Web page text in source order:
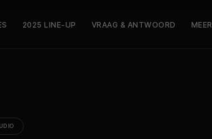
2025 LINE-UP VRAAG & ANTWOORD MEER